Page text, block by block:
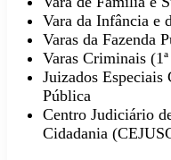
Vara da Infância e
Varas da Fazenda
Varas Criminais (1ª
Juizados
Pública
Centro Judiciário
Cidadania